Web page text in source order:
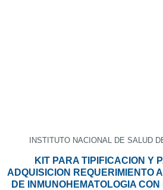
INSTITUTO NACIONAL DE SALUD
KIT PARA TIPIFICACION Y
ADQUISICION REQUERIMIENTO
DE INMUNOHEMATOLOGIA